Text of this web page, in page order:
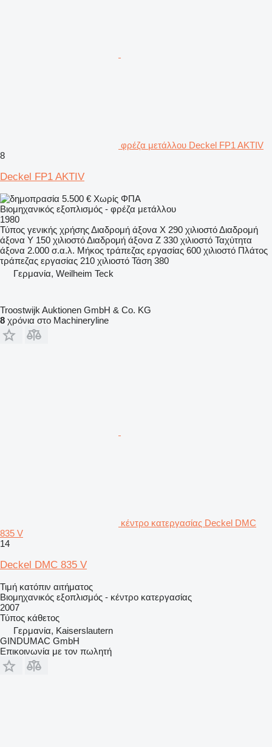
φρέζα μετάλλου Deckel FP1 AKTIV
8
Deckel FP1 AKTIV
5.500 € Χωρίς ΦΠΑ
Βιομηχανικός εξοπλισμός - φρέζα μετάλλου
1980
Τύπος γενικής χρήσηςΔιαδρομή άξονα X 290 χιλιοστόΔιαδρομή
άξονα Y 150 χιλιοστόΔιαδρομή άξονα Z 330 χιλιοστό Ταχύτητα
άξονα 2.000 σ.α.λ. Μήκος τράπεζας εργασίας 600 χιλιοστό Πλάτος
τράπεζας εργασίας 210 χιλιοστό Τάση 380
Γερμανία, Weilheim Teck
Troostwijk Auktionen GmbH & Co. KG
8 χρόνια στο Machineryline
κέντρο κατεργασίας Deckel DMC
835 V
14
Deckel DMC 835 V
Τιμή κατόπιν αιτήματος
Βιομηχανικός εξοπλισμός - κέντρο κατεργασίας
2007
Τύπος κάθετος
Γερμανία, Kaiserslautern
GINDUMAC GmbH
Επικοινωνία με τον πωλητή